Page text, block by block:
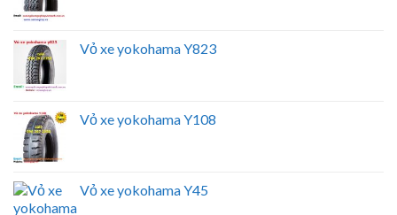
Vỏ xe yokohama Y823
Vỏ xe yokohama Y108
Vỏ xe yokohama Y45